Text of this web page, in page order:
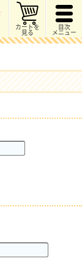
カートを
見る
目次
メニュー